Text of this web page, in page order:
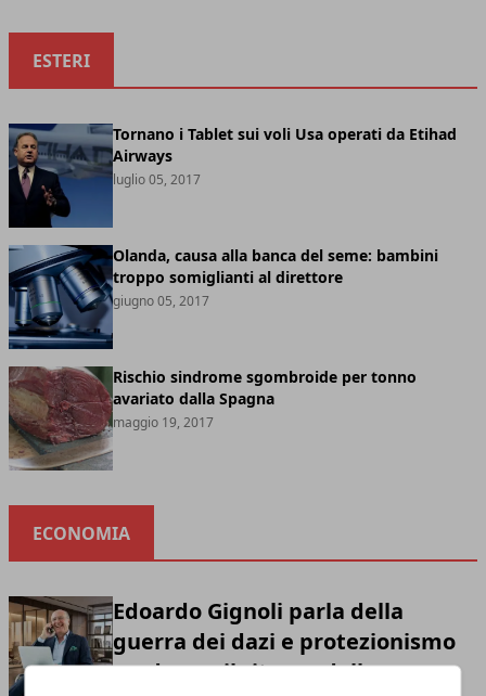
ESTERI
Tornano i Tablet sui voli Usa operati da Etihad
Airways
luglio 05, 2017
Olanda, causa alla banca del seme: bambini
troppo somiglianti al direttore
giugno 05, 2017
Rischio sindrome sgombroide per tonno
avariato dalla Spagna
maggio 19, 2017
ECONOMIA
Edoardo Gignoli parla della
guerra dei dazi e protezionismo
moderno: il ritorno della